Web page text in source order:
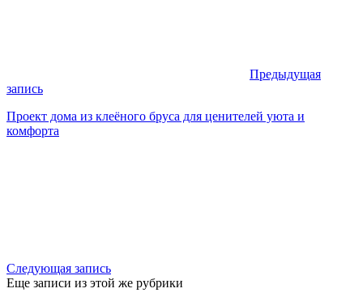
Предыдущая
запись
Проект дома из клеёного бруса для ценителей уюта и
комфорта
Следующая запись
Еще записи из этой же рубрики